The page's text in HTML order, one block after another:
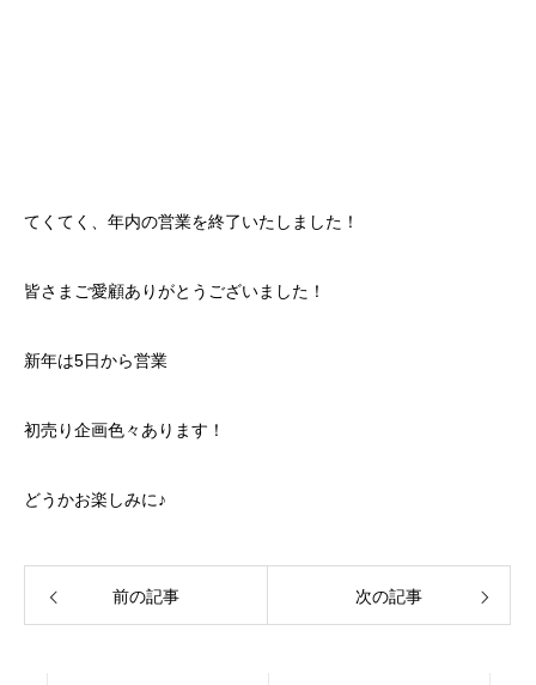
てくてく、年内の営業を終了いたしました！
皆さまご愛顧ありがとうございました！
新年は5日から営業
初売り企画色々あります！
どうかお楽しみに♪
前の記事 次の記事